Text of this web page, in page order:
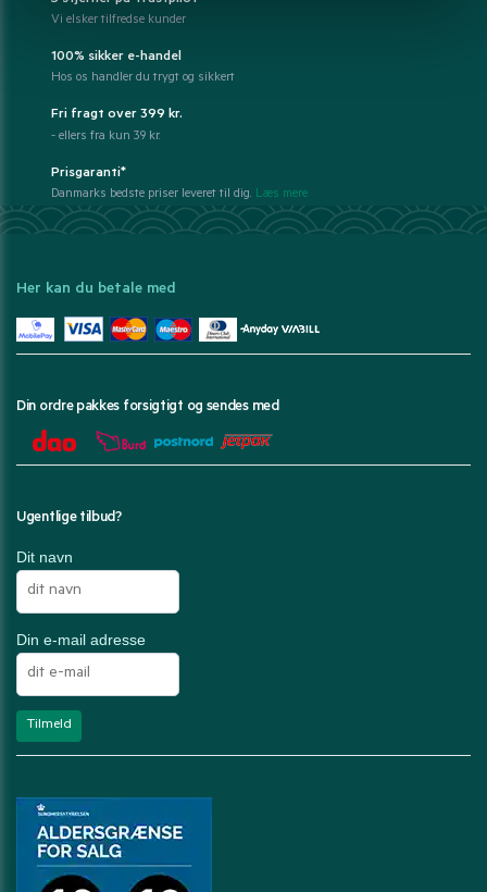
Vi elsker tilfredse kunder
100% sikker e-handel
Hos os handler du trygt og sikkert
Fri fragt over 399 kr.
- ellers fra kun 39 kr.
Prisgaranti*
Danmarks bedste priser leveret til dig. Læs mere
Her kan du betale med
Din ordre pakkes forsigtigt og sendes med
Ugentlige tilbud?
Dit navn
Din e-mail adresse